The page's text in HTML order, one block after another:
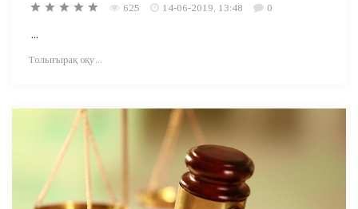
625 14-06-2019, 13:48 0
...
Толығырақ оқу...